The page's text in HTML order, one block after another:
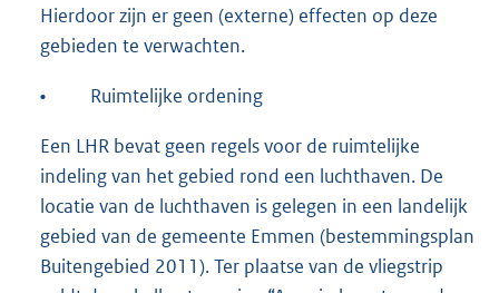
Hierdoor zijn er geen (externe) effecten op deze
gebieden te verwachten.
• Ruimtelijke ordening
Een LHR bevat geen regels voor de ruimtelijke
indeling van het gebied rond een luchthaven. De
locatie van de luchthaven is gelegen in een landelijk
gebied van de gemeente Emmen (bestemmingsplan
Buitengebied 2011). Ter plaatse van de vliegstrip